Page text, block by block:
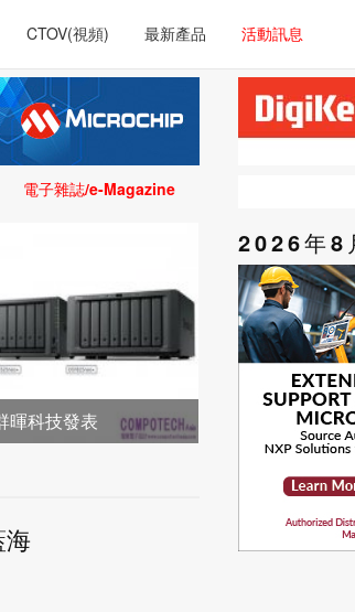
技術
&網路
照明技術 微處理器/微控制器
CTOV(視頻) 最新產品 活動訊息
汽車電子/車載系統
&網路 介面技術
照明技術 微處理器/微控制器
技術 量測儀器
電子雜誌/e-Magazine
科技發表
2026年8